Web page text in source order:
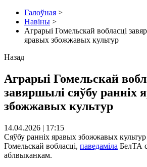
Галоўная >
Навіны >
Аграрыі Гомельскай вобласці
яравых збожжавых культур
Назад
Аграрыі Гомельскай
завяршылі сяўбу ранніх
збожжавых культур
14.04.2026 | 17:15
Сяўбу ранніх яравых збожжавых культур
Гомельскай вобласці, паведаміла БелТА
аблвыканкам.